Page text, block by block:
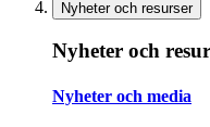
Nyheter och resurser
Nyheter och
Nyheter och media